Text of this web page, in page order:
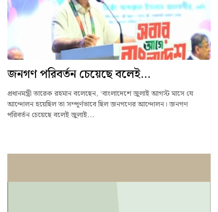
জনগণ পরিবর্তন চেয়েছে বলেই...
প্রধানমন্ত্রী তারেক রহমান বলেছেন, ‘বাংলাদেশে জুলাই আগস্ট মাসে যে
আন্দোলন হয়েছিল তা সম্পূর্ণভাবে ছিল জনগণের আন্দোলন। জনগণ
পরিবর্তন চেয়েছে বলেই জুলাই...